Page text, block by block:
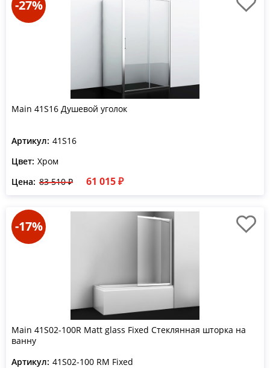
-27%
Main 41S16 Душевой уголок
Артикул: 41S16
Цвет: Хром
Цена: 83 510 ₽ 61 015 ₽
-17%
Main 41S02-100R Matt glass Fixed Стеклянная шторка на
ванну
Артикул: 41S02-100 RM Fixed